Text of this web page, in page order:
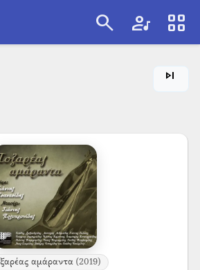
search artist view_cozy
skip_next
αμάραντα (2019)